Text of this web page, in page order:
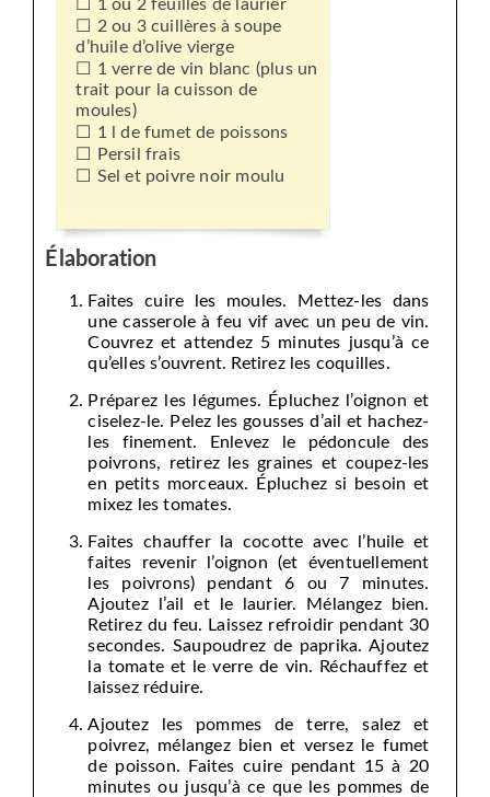
1 ou 2 feuilles de laurier
2 ou 3 cuillères à soupe
d’huile d’olive vierge
1 verre de vin blanc (plus un
trait pour la cuisson de
moules)
1 l de fumet de poissons
Persil frais
Sel et poivre noir moulu
Élaboration
Faites cuire les moules. Mettez-les dans
une casserole à feu vif avec un peu de vin.
Couvrez et attendez 5 minutes jusqu’à ce
qu’elles s’ouvrent. Retirez les coquilles.
Préparez les légumes. Épluchez l’oignon et
ciselez-le. Pelez les gousses d’ail et hachez-
les finement. Enlevez le pédoncule des
poivrons, retirez les graines et coupez-les
en petits morceaux. Épluchez si besoin et
mixez les tomates.
Faites chauffer la cocotte avec l’huile et
faites revenir l’oignon (et éventuellement
les poivrons) pendant 6 ou 7 minutes.
Ajoutez l’ail et le laurier. Mélangez bien.
Retirez du feu. Laissez refroidir pendant 30
secondes. Saupoudrez de paprika. Ajoutez
la tomate et le verre de vin. Réchauffez et
laissez réduire.
Ajoutez les pommes de terre, salez et
poivrez, mélangez bien et versez le fumet
de poisson. Faites cuire pendant 15 à 20
minutes ou jusqu’à ce que les pommes de